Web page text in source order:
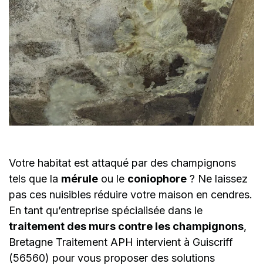
Votre habitat est attaqué par des champignons
tels que la mérule ou le coniophore ? Ne laissez
pas ces nuisibles réduire votre maison en cendres.
En tant qu’entreprise spécialisée dans le
traitement des murs contre les champignons,
Bretagne Traitement APH intervient à Guiscriff
(56560) pour vous proposer des solutions